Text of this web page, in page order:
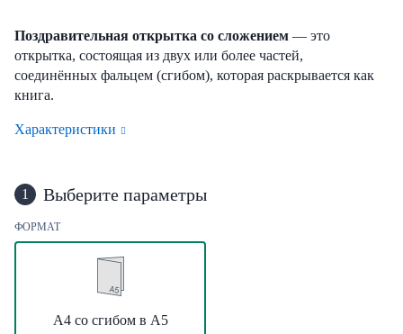
Поздравительная открытка со сложением — это
открытка, состоящая из двух или более частей,
соединённых фальцем (сгибом), которая раскрывается как
книга.
Характеристики
1 Выберите параметры
ФОРМАТ
А4 со сгибом в А5